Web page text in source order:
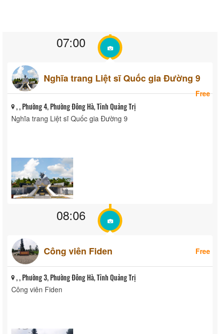
07:00
Nghĩa trang Liệt sĩ Quốc gia Đường 9
Free
, , Phường 4, Phường Đông Hà, Tỉnh Quảng Trị
Nghĩa trang Liệt sĩ Quốc gia Đường 9
08:06
Công viên Fiden Free
, , Phường 3, Phường Đông Hà, Tỉnh Quảng Trị
Công viên Fiden